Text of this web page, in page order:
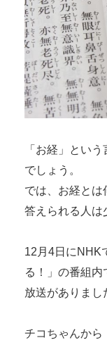
「お経」とい
でしょう。
では、お経とは
答えられる人は
12月4日にNHK
る！」の番組
放送がありまし
チコちゃんから